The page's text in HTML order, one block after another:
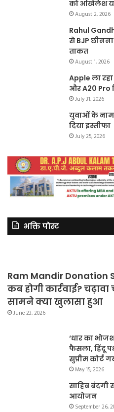
को अखिलेश
August 2, 2026
Rahul
से BJP
ताकत
August 1, 2026
Apple ला
और A20 Pro
July 31, 2026
युवाओं के नाम
दिया इस्तीफा
July 25, 2026
भक्ति पोस्ट
Ram Mandir Donation
कब होगी कार्रवाई?
सामने क्या खुलासा हुआ
June 23, 2026
‘धार का
फैसला, हिंदू
सुप्रीम कोर्ट
May 15, 2026
साहिब बंदगी
आयोजन
September 26,